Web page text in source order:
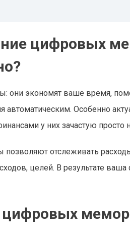
цифровых
они экономят ваше время,
автоматическим. Особенно
у них зачастую просто
отслеживать
целей. В результате ваша